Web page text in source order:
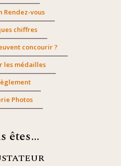
Rendez-vous
chiffres
concourir ?
les médailles
Photos
êtes…